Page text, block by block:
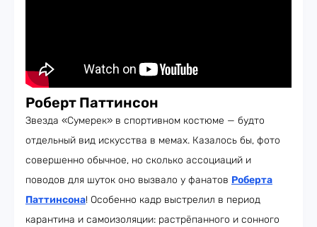
Роберт Паттинсон
Звезда «Сумерек» в спортивном костюме — будто
отдельный вид искусства в мемах. Казалось бы, фото
совершенно обычное, но сколько ассоциаций и
поводов для шуток оно вызвало у фанатов Роберта
Паттинсона! Особенно кадр выстрелил в период
карантина и самоизоляции: растрёпанного и сонного